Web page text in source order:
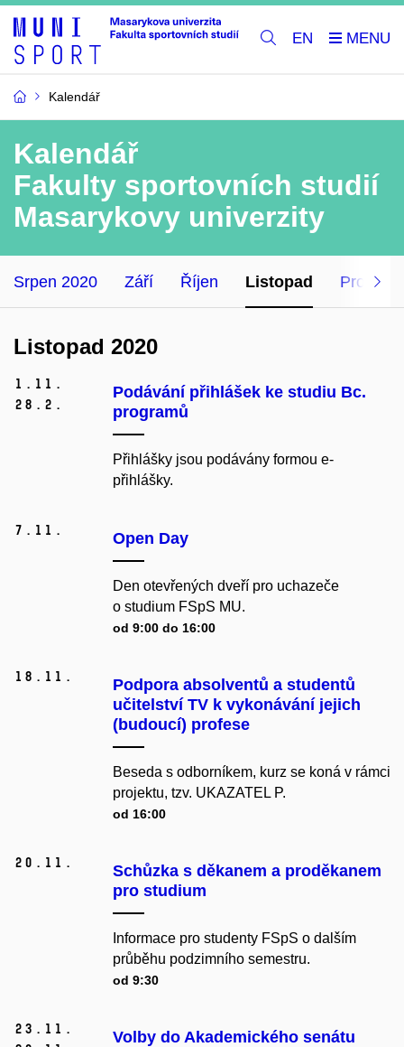
EN
Kalendář
Kalendář
Fakulty sportovních studií
Masarykovy univerzity
Srpen 2020 Září Říjen Listopad Prosinec
Listopad 2020
1. 11.
28. 2.
Podávání přihlášek ke studiu Bc.
programů
Přihlášky jsou podávány formou e-
přihlášky.
7. 11. Open Day
Den otevřených dveří pro uchazeče
o studium FSpS MU.
od 9:00 do 16:00
18. 11.
Podpora absolventů a studentů
učitelství TV k vykonávání jejich
(budoucí) profese
Beseda s odborníkem, kurz se koná v rámci
projektu, tzv. UKAZATEL P.
od 16:00
20. 11.
Schůzka s děkanem a proděkanem
pro studium
Informace pro studenty FSpS o dalším
průběhu podzimního semestru.
od 9:30
23. 11.
Volby do Akademického senátu